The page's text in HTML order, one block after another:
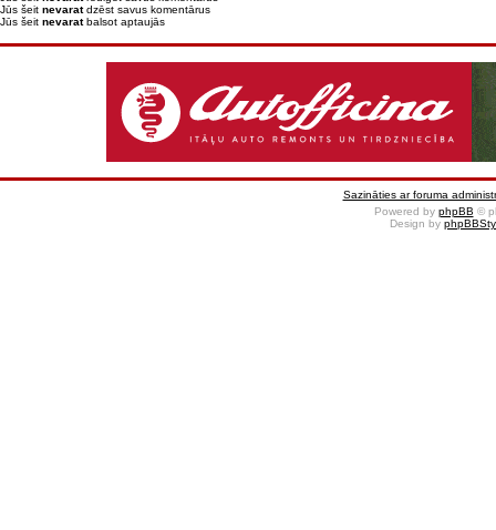
Jūs šeit nevaratdzēst savus komentārus
Jūs šeit nevaratbalsot aptaujās
Sazināties ar foruma
Powered by phpBB ©
Design by